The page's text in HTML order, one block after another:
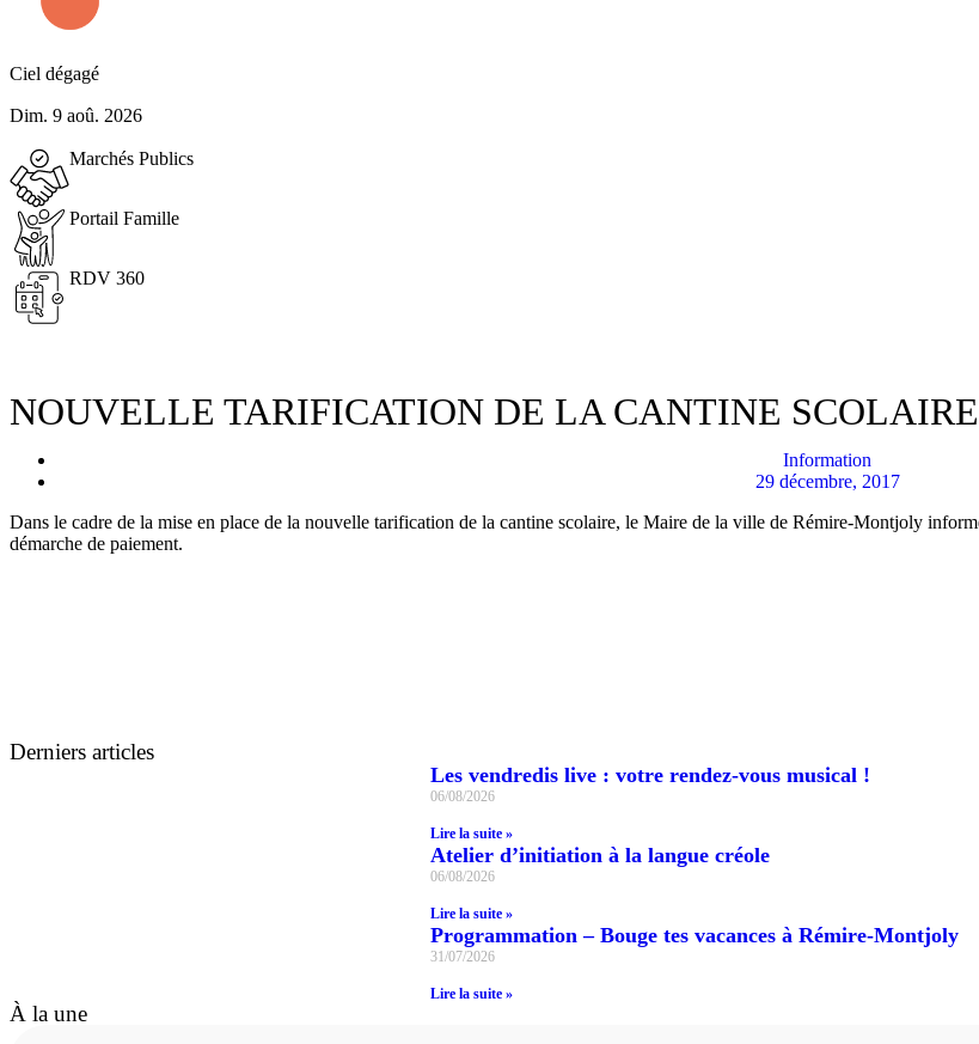
Ciel dégagé
Dim. 9 aoû. 2026
Marchés Publics
Portail Famille
RDV 360
NOUVELLE TARIFICATION DE LA CANTINE SCOLAIRE
Information
29 décembre, 2017
Dans le cadre de la mise en place de la nouvelle tarification de la cantine scolaire, le Maire de la ville de Rémire-Montjoly
démarche de paiement.
Derniers articles
Les vendredis live : votre rendez-vous musical !
06/08/2026
Lire la suite »
Atelier d’initiation à la langue créole
06/08/2026
Lire la suite »
Programmation – Bouge tes vacances à Rémire-Montjoly
31/07/2026
Lire la suite »
À la une